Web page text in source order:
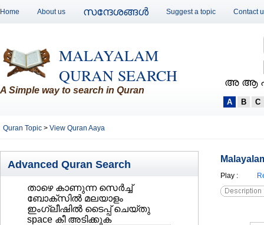
Home About us സന്ദേശങ്ങള്‍ Suggest a topic Contact
MALAYALAM
QURAN SEARCH
A Simple way to search in Quran
അ ആ
A B C
Quran Topic > View Quran Aaya
Advanced Quran Search
താഴെ കാണുന്ന സെര്‍ച്ച്‌
ബോക്സില്‍ മലയാളം
ഇംഗ്ലീഷില്‍ ടൈപ്പ് ചെയ്തു
space കീ അടിക്കുക
Play :